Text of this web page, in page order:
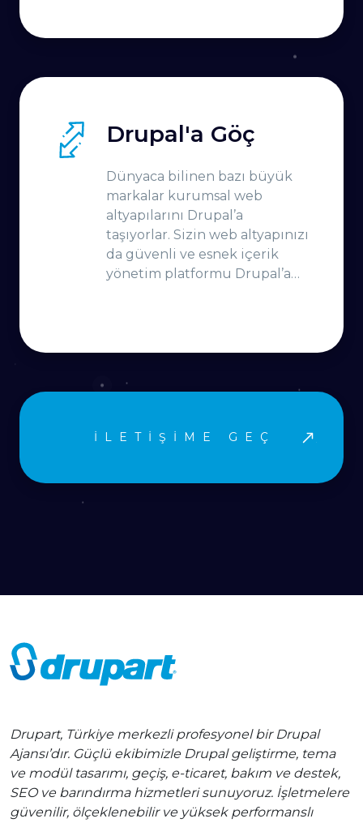
Drupal'a Göç
Dünyaca bilinen bazı büyük
markalar kurumsal web
altyapılarını Drupal’a
taşıyorlar. Sizin web altyapınızı
da güvenli ve esnek içerik
yönetim platformu Drupal’a
İLETIŞIME GEÇ
Drupart, Türkiye merkezli profesyonel bir Drupal
Ajansı’dır. Güçlü ekibimizle Drupal geliştirme, tema
ve modül tasarımı, geçiş, e-ticaret, bakım ve destek,
SEO ve barındırma hizmetleri sunuyoruz. İşletmelere
güvenilir, ölçeklenebilir ve yüksek performanslı